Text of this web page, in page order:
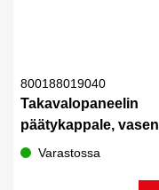
800188019040
Takavalopaneelin
päätykappale, vasen
Varastossa